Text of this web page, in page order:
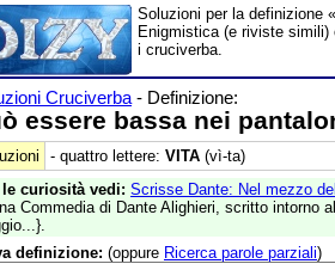
Soluzioni per la definizione
Enigmistica (e riviste
i cruciverba.
Cruciverba - Definizione:
essere bassa nei
- quattro lettere: VITA (vì-ta)
le curiosità vedi: Scrisse Dante: Nel mezzo
Commedia di Dante Alighieri, scritto intorno
definizione: (oppure Ricerca parole parziali)